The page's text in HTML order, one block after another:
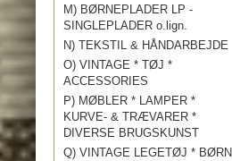
M) BØRNEPLADER LP -
SINGLEPLADER o.lign.
N) TEKSTIL & HÅNDARBEJDE
O) VINTAGE * TØJ *
ACCESSORIES
P) MØBLER * LAMPER *
KURVE- & TRÆVARER *
DIVERSE BRUGSKUNST
Q) VINTAGE LEGETØJ * BØRN